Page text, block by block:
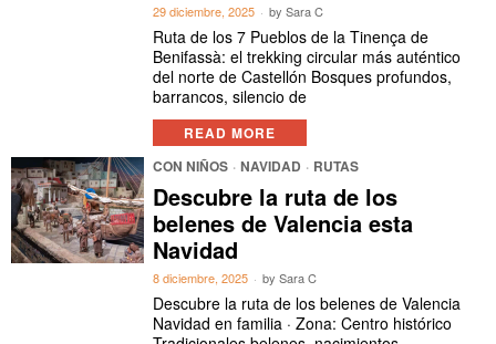
29 diciembre, 2025 bySara C
Ruta de los 7 Pueblos de la Tinença de
Benifassà: el trekking circular más auténtico
del norte de Castellón Bosques profundos,
barrancos, silencio de
READ MORE
CON NIÑOS · NAVIDAD · RUTAS
Descubre la ruta de los
belenes de Valencia esta
Navidad
8 diciembre, 2025 bySara C
Descubre la ruta de los belenes de Valencia
Navidad en familia · Zona: Centro histórico